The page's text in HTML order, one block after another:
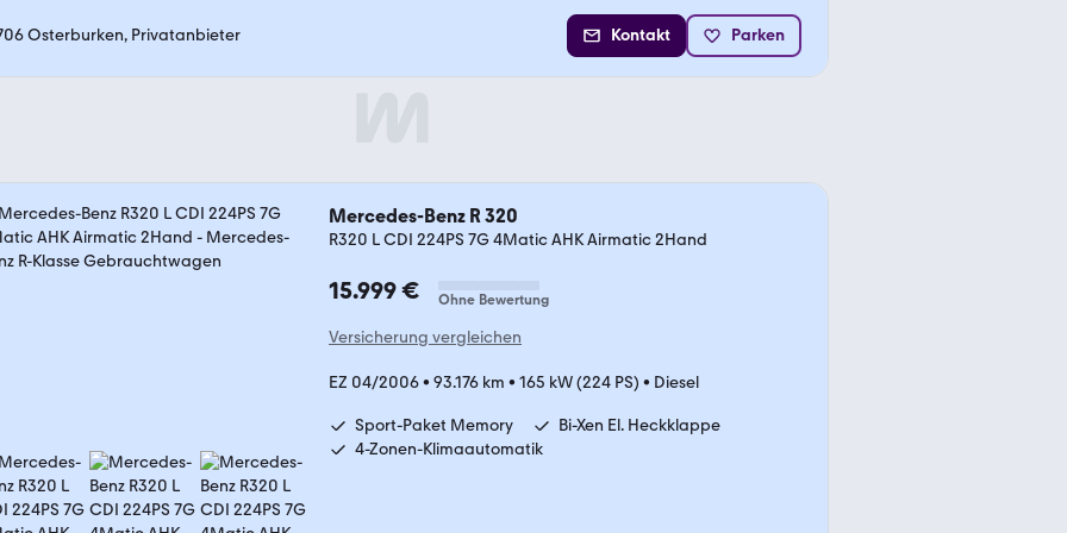
Osterburken, Privatanbieter Kontakt Parken
Mercedes-Benz R 320
R320 L CDI 224PS 7G 4Matic AHK Airmatic 2Hand
15.999 € Ohne Bewertung
Versicherung vergleichen
EZ 04/2006• 93.176 km • 165 kW (224 PS) • Diesel
Sport-Paket Memory
Bi-Xen El. Heckklappe
4-Zonen-Klimaautomatik